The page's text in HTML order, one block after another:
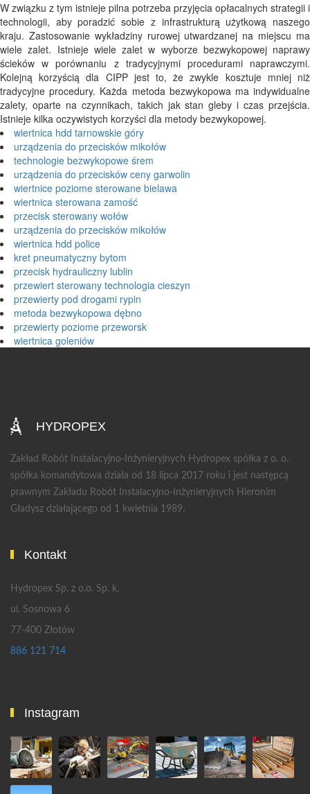
W związku z tym istnieje pilna potrzeba przyjęcia opłacalnych strategii i
technologii, aby poradzić sobie z infrastrukturą użytkową naszego
kraju. Zastosowanie wykładziny rurowej utwardzanej na miejscu ma
wiele zalet. Istnieje wiele zalet w wyborze bezwykopowej naprawy
ścieków w porównaniu z tradycyjnymi procedurami naprawczymi.
Kolejną korzyścią dla CIPP jest to, że zwykle kosztuje mniej niż
tradycyjne procedury. Każda metoda bezwykopowa ma indywidualne
zalety, oparte na czynnikach, takich jak stan gleby i czas przejścia.
Istnieje kilka oczywistych korzyści dla metody bezwykopowej.
wiertnica hdd tarnowskie góry
urządzenia do przecisków mikołów
technologie bezwykopowe śrem
urządzenia do przecisków ceny garwolin
wiertnice poziome sterowane bielawa
wiertnica sterowana zamość
przecisk sterowany wołów
urządzenia do przecisków mikołów
wiertnica hdd police
kret pneumatyczny bytom
przecisk hydrauliczny lublin
przewiert sterowany technologia cieszyn
przewierty pod drogami rypin
metoda bezwykopowa dębno
przewierty poziome przeworsk
wiertnica goleniów
HYDROPEX
Zakład Robót Instalacyjno-Inżynieryjnych Hydropex spółka z o. o.
spółka komandytowa działa od 18 lipca 2017 roku i jest następcą
prawnym Zakładu Robót Instalacyjno-Inżynieryjnych Hieronim
Gładysz działającego od 1 kwietnia 1989.
Kontakt
Hydropex Sp. z o.o. Sp. k.
ul. Sosnowa 6
77-400 Złotów
886 121 714
Instagram